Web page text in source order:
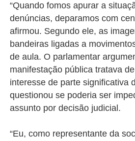
“Quando fomos apurar a
denúncias, deparamos com
afirmou. Segundo ele, as
bandeiras ligadas a
de aula. O parlamentar
manifestação pública tratava
interesse de parte significativa
questionou se poderia ser
assunto por decisão judicial.
“Eu, como representante da